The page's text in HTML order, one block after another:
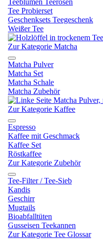
Teeblumen Teerosen
Tee Probierset
Geschenksets Teegeschenk
Weißer Tee
Zur Kategorie Matcha
Matcha Pulver
Matcha Set
Matcha Schale
Matcha Zubehör
Zur Kategorie Kaffee
Espresso
Kaffee mit Geschmack
Kaffee Set
Röstkaffee
Zur Kategorie Zubehör
Tee-Filter / Tee-Sieb
Kandis
Geschirr
Mugtails
Bioabfalltüten
Gusseisen Teekannen
Zur Kategorie Tee Glossar